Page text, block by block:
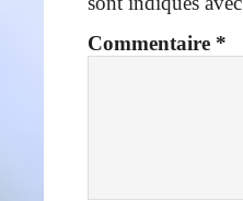
Commentaire *